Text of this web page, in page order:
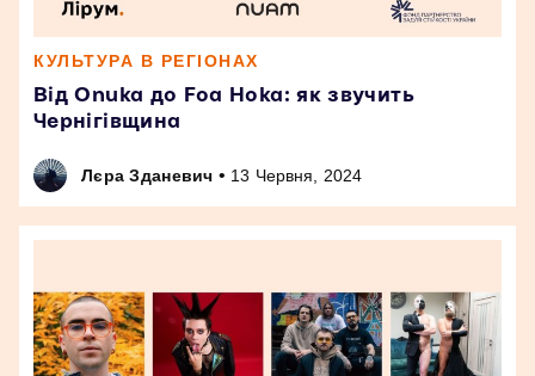
КУЛЬТУРА В РЕГІОНАХ
Від Onuka до Foa Hoka: як звучить
Чернігівщина
Лєра Зданевич • 13 Червня, 2024